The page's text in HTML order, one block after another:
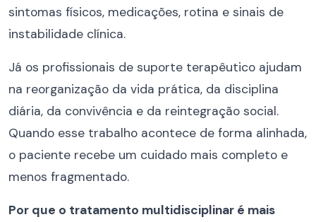
sintomas físicos, medicações, rotina e sinais de
instabilidade clínica.
Já os profissionais de suporte terapêutico ajudam
na reorganização da vida prática, da disciplina
diária, da convivência e da reintegração social.
Quando esse trabalho acontece de forma alinhada,
o paciente recebe um cuidado mais completo e
menos fragmentado.
Por que o tratamento multidisciplinar é mais